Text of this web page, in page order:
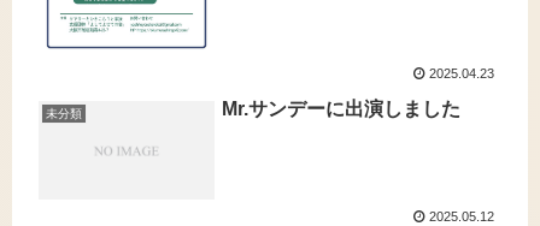
2025.04.23
未分類 Mr.サンデーに出演しました
2025.05.12